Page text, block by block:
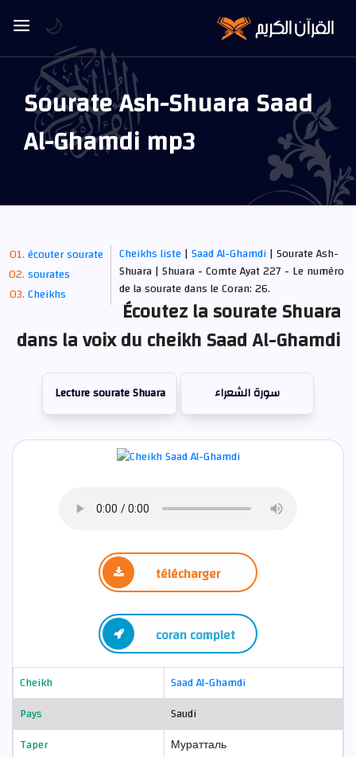
Sourate Ash-Shuara Saad
Al-Ghamdi mp3
écouter sourate
sourates
Cheikhs
Cheikhs liste |Saad Al-Ghamdi| Sourate Ash-
Shuara | Shuara - Comte Ayat 227 - Le numéro
de la sourate dans le Coran: 26.
Écoutez la sourate Shuara
dans la voix du cheikh Saad Al-Ghamdi
Lecture sourate Shuara سورة الشعراء
télécharger
coran complet
Cheikh
Saad Al-Ghamdi
Pays
Saudi
Taper
Муратталь
🌙